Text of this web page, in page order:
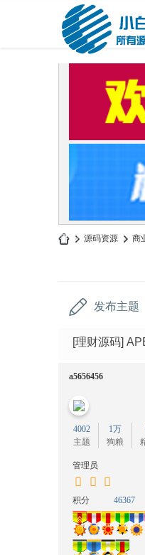
» 源码资源 › 商
发布主题
[理财源码]
a5656456
4002
主题
1万
狗粮
管理员
积分 46367